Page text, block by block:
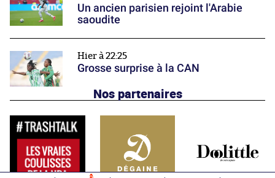
Un ancien parisien rejoint l'Arabie
saoudite
Hier à 22:25
Grosse surprise à la CAN
Nos partenaires